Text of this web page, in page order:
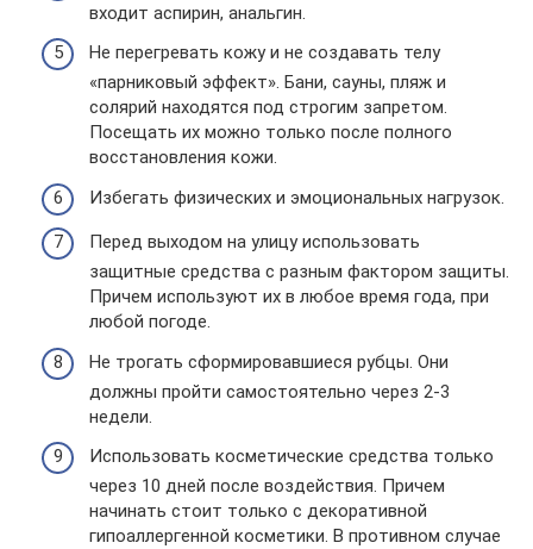
входит аспирин, анальгин.
Не перегревать кожу и не создавать телу
«парниковый эффект». Бани, сауны, пляж и
солярий находятся под строгим запретом.
Посещать их можно только после полного
восстановления кожи.
Избегать физических и эмоциональных нагрузок.
Перед выходом на улицу использовать
защитные средства с разным фактором защиты.
Причем используют их в любое время года, при
любой погоде.
Не трогать сформировавшиеся рубцы. Они
должны пройти самостоятельно через 2-3
недели.
Использовать косметические средства только
через 10 дней после воздействия. Причем
начинать стоит только с декоративной
гипоаллергенной косметики. В противном случае